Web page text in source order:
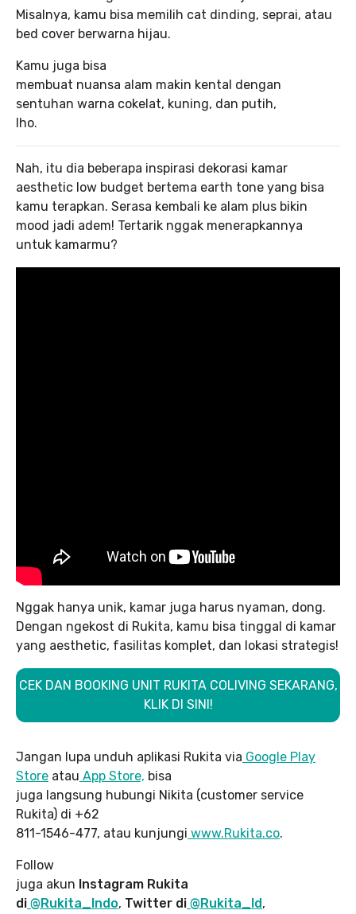
Misalnya, kamu bisa memilih cat dinding, seprai, atau
bed cover berwarna hijau.
Kamu juga bisa
membuat nuansa alam makin kental dengan
sentuhan warna cokelat, kuning, dan putih,
lho.
Nah, itu dia beberapa inspirasi dekorasi kamar
aesthetic low budget bertema earth tone yang bisa
kamu terapkan. Serasa kembali ke alam plus bikin
mood jadi adem! Tertarik nggak menerapkannya
untuk kamarmu?
Nggak hanya unik, kamar juga harus nyaman, dong.
Dengan ngekost di Rukita, kamu bisa tinggal di kamar
yang aesthetic, fasilitas komplet, dan lokasi strategis!
CEK DAN BOOKING UNIT RUKITA COLIVING SEKARANG,
KLIK DI SINI!
Jangan lupa unduh aplikasi Rukita via Google Play
Store atau App Store, bisa
juga langsung hubungi Nikita (customer service
Rukita) di +62
811-1546-477, atau kunjungi www.Rukita.co.
Follow
juga akun Instagram Rukita
di @Rukita_Indo, Twitter di @Rukita_Id ,